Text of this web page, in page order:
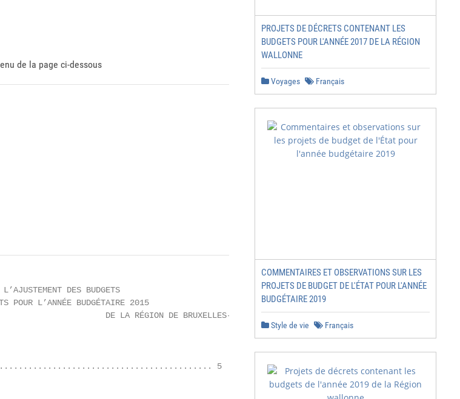
de la page ci-dessous
DES BUDGETS
POUR L’ANNÉE BUDGÉTAIRE 2015
DE LA RÉGION DE BRUXELLES‐CAPITALE / 2
5
PROJETS DE DÉCRETS CONTENANT LES
BUDGETS POUR L'ANNÉE 2017 DE LA RÉGION
WALLONNE
Voyages Français
COMMENTAIRES ET OBSERVATIONS SUR LES
PROJETS DE BUDGET DE L'ÉTAT POUR L'ANNÉE
BUDGÉTAIRE 2019
Style de vie Français